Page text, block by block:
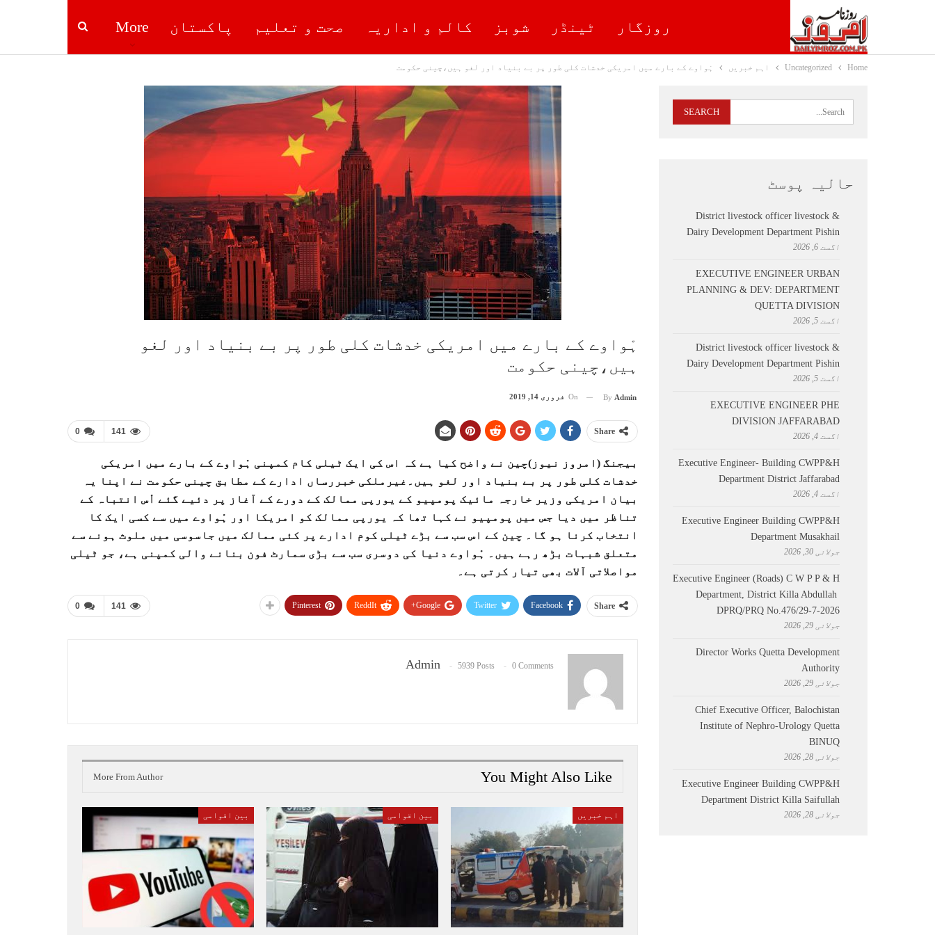
روزگار ٹینڈر شوبز کالم و اداریہ صحت و تعلیم پاکستان More
Home
Uncategorized اہم خبریں ہْواوے کے بارے میں امریکی خدشات کلی طور پر بے بنیاد اور لغو ہیں،چینی حکومت
ہْواوے کے بارے میں امریکی خدشات کلی طور پر بے بنیاد اور لغو
ہیں،چینی حکومت
By Admin
On فروری 14, 2019
0 141 Share
بیجنگ (امروز نیوز)چین نے واضح کیا ہے کہ اس کی ایک ٹیلی کام کمپنی ہْواوے کے بارے میں امریکی
خدشات کلی طور پر بے بنیاد اور لغو ہیں۔غیرملکی خبررساں ادارے کے مطابق چینی حکومت نے اپنا یہ
بیان امریکی وزیر خارجہ مائیک پومپیو کے یورپی ممالک کے دورے کے آغاز پر دئیے گئے اْس انتباہ کے
تناظر میں دیا جس میں پومپیو نے کہا تھا کہ یورپی ممالک کو امریکا اور ہْواوے میں سے کسی ایک کا
انتخاب کرنا ہو گا۔ چین کے اس سب سے بڑے ٹیلی کوم ادارے پر کئی ممالک میں جاسوسی میں ملوث ہونے سے
متعلق شبہات بڑھ رہے ہیں۔ ہْواوے دنیا کی دوسری سب سے بڑی سمارٹ فون بنانے والی کمپنی ہے، جو ٹیلی
مواصلاتی آلات بھی تیار کرتی ہے۔
0 141 Share
Facebook
Twitter
Google+
ReddIt
Pinterest
Admin 5939 Posts 0 Comments
You Might Also Like
More From Author
اہم خبریں بین اقوامی بین اقوامی
حالیہ پوسٹ
District livestock officer livestock &
Dairy Development Department Pishin
اگست 6, 2026
EXECUTIVE ENGINEER URBAN
PLANNING & DEV: DEPARTMENT
QUETTA DIVISION
اگست 5, 2026
District livestock officer livestock &
Dairy Development Department Pishin
اگست 5, 2026
EXECUTIVE ENGINEER PHE
DIVISION JAFFARABAD
اگست 4, 2026
Executive Engineer- Building CWPP&H
Department District Jaffarabad
اگست 4, 2026
Executive Engineer Building CWPP&H
Department Musakhail
جولائی 30, 2026
Executive Engineer (Roads) C W P P & H
Department, District Killa Abdullah ​
DPRQ/PRQ No.476/29-7-2026
جولائی 29, 2026
Director Works Quetta Development
Authority
جولائی 29, 2026
Chief Executive Officer, Balochistan
Institute of Nephro-Urology Quetta
BINUQ
جولائی 28, 2026
Executive Engineer Building CWPP&H
Department District Killa Saifullah
جولائی 28, 2026